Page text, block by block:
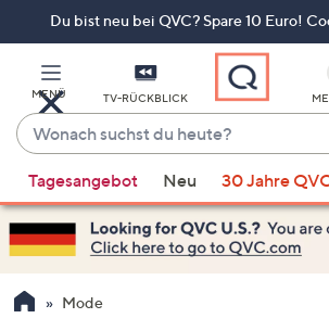
Du bist neu bei QVC? Spare 10 Euro!
MENÜ TV-RÜCKBLICK
Wonach
suchst
du
heute?
Vorschläge
verfügbar
sind,
verwenden
Sie
Tagesangebot Neu 30 Jahre
Mode